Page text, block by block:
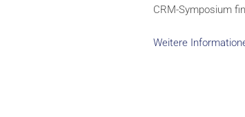
CRM-Symposium
Weitere